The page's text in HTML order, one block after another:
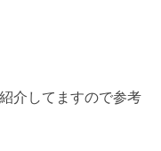
介してますので参考